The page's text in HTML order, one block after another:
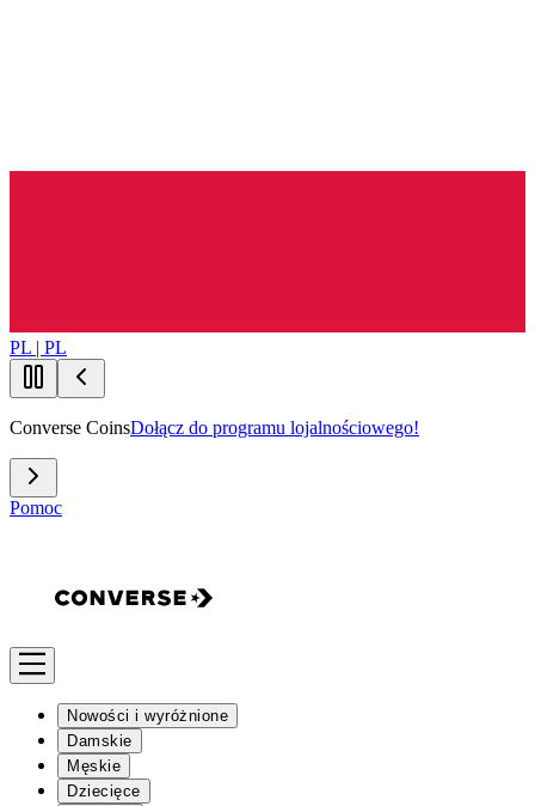
PL | PL
Converse CoinsDołącz do programu lojalnościowego!
Pomoc
Nowości i wyróżnione
Damskie
Męskie
Dziecięce